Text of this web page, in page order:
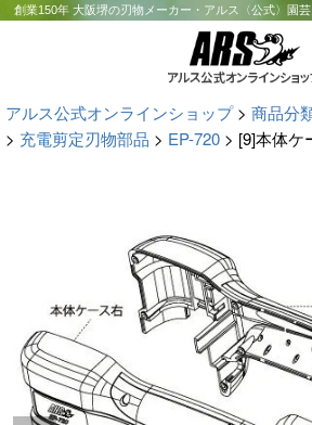
創業150年 大阪堺の刃物メーカー・アルス〈公式〉園
アルス公式オンラインショップ 商品分
充電剪定刃物部品
EP-720 [9]本体ケ